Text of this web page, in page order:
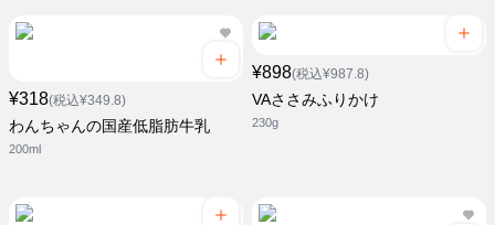
¥318(税込¥349.8)
わんちゃんの国産低脂肪牛乳
200ml
¥898(税込¥987.8)
VAささみふりかけ
230g